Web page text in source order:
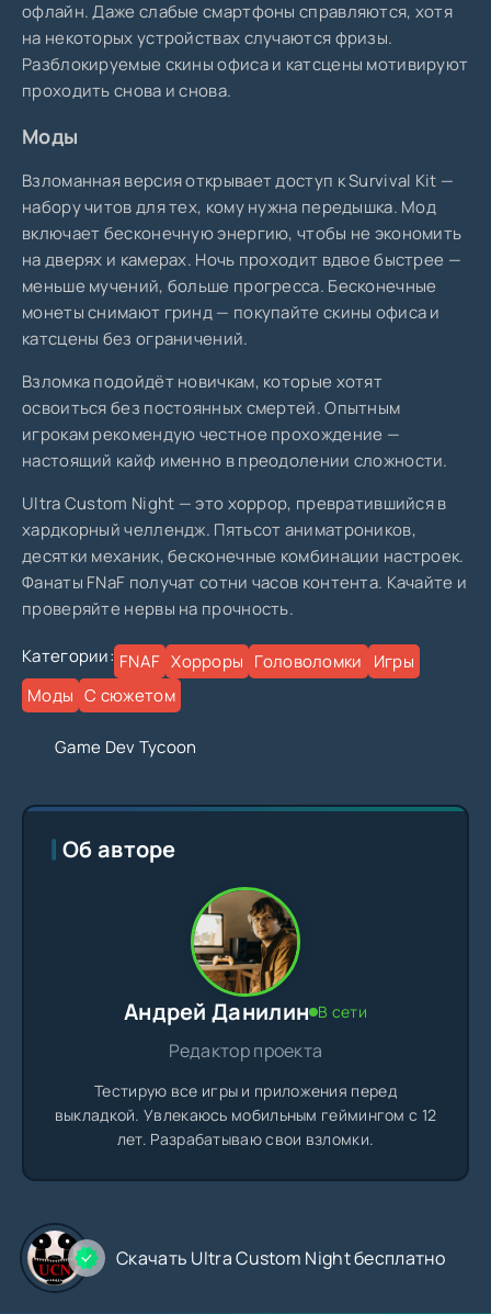
офлайн. Даже слабые смартфоны справляются, хотя
на некоторых устройствах случаются фризы.
Разблокируемые скины офиса и катсцены мотивируют
проходить снова и снова.
Моды
Взломанная версия открывает доступ к Survival Kit —
набору читов для тех, кому нужна передышка. Мод
включает бесконечную энергию, чтобы не экономить
на дверях и камерах. Ночь проходит вдвое быстрее —
меньше мучений, больше прогресса. Бесконечные
монеты снимают гринд — покупайте скины офиса и
катсцены без ограничений.
Взломка подойдёт новичкам, которые хотят
освоиться без постоянных смертей. Опытным
игрокам рекомендую честное прохождение —
настоящий кайф именно в преодолении сложности.
Ultra Custom Night — это хоррор, превратившийся в
хардкорный челлендж. Пятьсот аниматроников,
десятки механик, бесконечные комбинации настроек.
Фанаты FNaF получат сотни часов контента. Качайте и
проверяйте нервы на прочность.
Категории: FNAF Хорроры Головоломки
Игры
Моды С сюжетом
Game Dev Tycoon
Об авторе
Андрей Данилин В сети
Редактор проекта
Тестирую все игры и приложения перед
выкладкой. Увлекаюсь мобильным геймингом с 12
лет. Разрабатываю свои взломки.
Скачать Ultra Custom Night бесплатно